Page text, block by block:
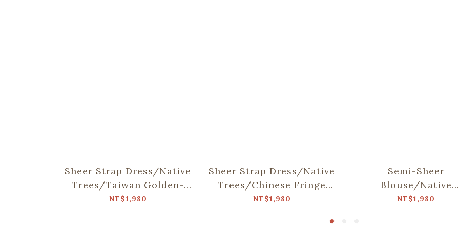
Sheer Strap Dress/Native
Trees/Taiwan Golden-
rain Tree
NT$1,980
Sheer Strap Dress/Native
Trees/Chinese Fringe
Tree
NT$1,980
Semi-Sheer
Blouse/Native
Trees/Taiwan
NT$1,980